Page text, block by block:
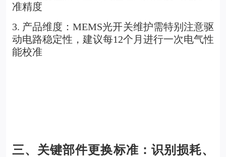
准精度
3. 产品维度：MEMS光开关维护需特别注意驱
动电路稳定性，建议每12个月进行一次电气性
能校准
三、关键部件更换标准：识别损耗、